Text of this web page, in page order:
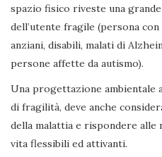
spazio fisico riveste una
dell’utente fragile (persona
anziani, disabili, malati di
persone affette da autismo).
Una progettazione ambientale
di fragilità, deve anche
della malattia e rispondere alle
vita flessibili ed attivanti.